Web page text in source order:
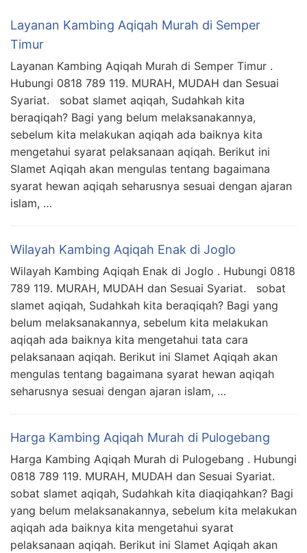
Layanan Kambing Aqiqah Murah di Semper
Timur
Layanan Kambing Aqiqah Murah di Semper Timur .
Hubungi 0818 789 119. MURAH, MUDAH dan Sesuai
Syariat. sobat slamet aqiqah, Sudahkah kita
beraqiqah? Bagi yang belum melaksanakannya,
sebelum kita melakukan aqiqah ada baiknya kita
mengetahui syarat pelaksanaan aqiqah. Berikut ini
Slamet Aqiqah akan mengulas tentang bagaimana
syarat hewan aqiqah seharusnya sesuai dengan ajaran
islam, …
Wilayah Kambing Aqiqah Enak di Joglo
Wilayah Kambing Aqiqah Enak di Joglo . Hubungi 0818
789 119. MURAH, MUDAH dan Sesuai Syariat. sobat
slamet aqiqah, Sudahkah kita beraqiqah? Bagi yang
belum melaksanakannya, sebelum kita melakukan
aqiqah ada baiknya kita mengetahui tata cara
pelaksanaan aqiqah. Berikut ini Slamet Aqiqah akan
mengulas tentang bagaimana syarat hewan aqiqah
seharusnya sesuai dengan ajaran islam, …
Harga Kambing Aqiqah Murah di Pulogebang
Harga Kambing Aqiqah Murah di Pulogebang . Hubungi
0818 789 119. MURAH, MUDAH dan Sesuai Syariat.
sobat slamet aqiqah, Sudahkah kita diaqiqahkan? Bagi
yang belum melaksanakannya, sebelum kita melakukan
aqiqah ada baiknya kita mengetahui syarat
pelaksanaan aqiqah. Berikut ini Slamet Aqiqah akan